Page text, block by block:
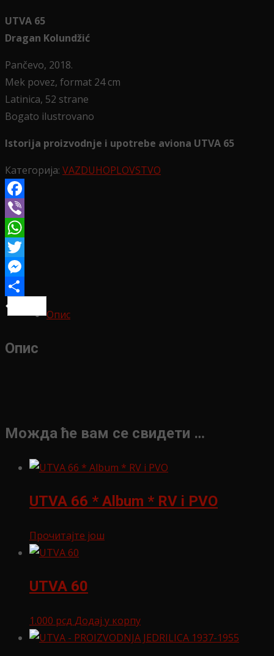
UTVA 65
Dragan Kolundžić
Pančevo, 2018.
Mek povez, format 24 cm
Latinica, 52 strane
Bogato ilustrovano
Istorija proizvodnje i upotrebe aviona UTVA 65
Категорија: VAZDUHOPLOVSTVO
Facebook
Viber
WhatsApp
Twitter
Messenger
Опис
Опис
Можда ће вам се свидети …
UTVA 66 * Album * RV i PVO
Прочитајте још
UTVA 60
1.000 рсд Додај у корпу